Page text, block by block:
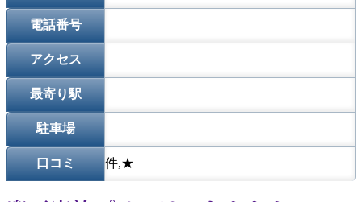
電話番号
アクセス
最寄り駅
駐車場
口コミ 件,★